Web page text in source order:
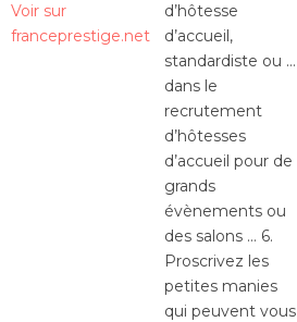
Voir sur
franceprestige.net
d’hôtesse
d’accueil,
standardiste ou …
dans le
recrutement
d’hôtesses
d’accueil pour de
grands
évènements ou
des salons … 6.
Proscrivez les
petites manies
qui peuvent vous